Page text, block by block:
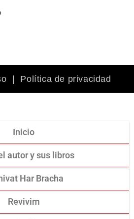
Política de privacidad
Inicio
autor y sus libros
Har Bracha
Revivim